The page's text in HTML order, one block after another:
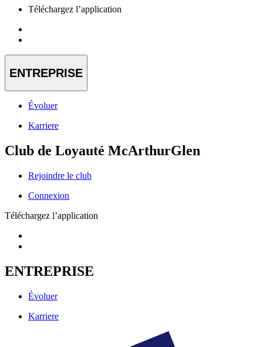
Téléchargez l’application
ENTREPRISE
Évoluer
Karriere
Club de Loyauté McArthurGlen
Rejoindre le club
Connexion
Téléchargez l’application
ENTREPRISE
Évoluer
Karriere